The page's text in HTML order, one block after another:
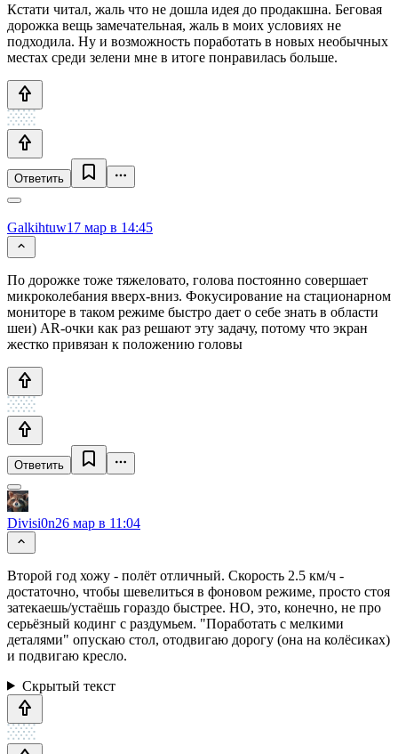
Кстати читал, жаль что не дошла идея до продакшна. Беговая
дорожка вещь замечательная, жаль в моих условиях не
подходила. Ну и возможность поработать в новых необычных
местах среди зелени мне в итоге понравилась больше.
Ответить
Galkihtuw17 мар в 14:45
По дорожке тоже тяжеловато, голова постоянно совершает
микроколебания вверх-вниз. Фокусирование на стационарном
мониторе в таком режиме быстро дает о себе знать в области
шеи) AR-очки как раз решают эту задачу, потому что экран
жестко привязан к положению головы
Ответить
Divisi0n26 мар в 11:04
Второй год хожу - полёт отличный. Скорость 2.5 км/ч -
достаточно, чтобы шевелиться в фоновом режиме, просто стоя
затекаешь/устаёшь гораздо быстрее. НО, это, конечно, не про
серьёзный кодинг с раздумьем. "Поработать с мелкими
деталями" опускаю стол, отодвигаю дорогу (она на колёсиках)
и подвигаю кресло.
Скрытый текст